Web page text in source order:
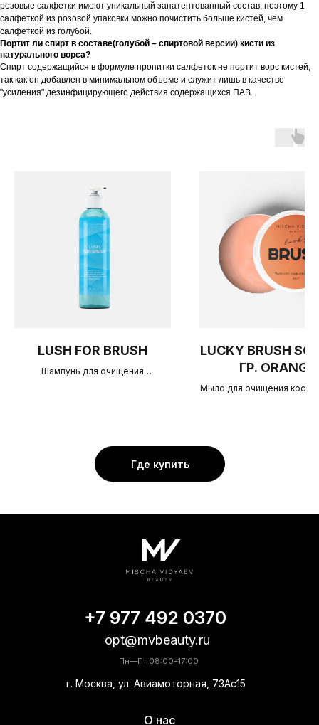
розовые салфетки имеют уникальный запатентованный состав, поэтому 1
салфеткой из розовой упаковки можно почистить больше кистей, чем
салфеткой из голубой.
Портит ли спирт в составе(голубой – спиртовой версии) кисти из
натурального ворса?
Спирт содержащийся в формуле пропитки салфеток не портит ворс кистей,
так как он добавлен в минимальном объеме и служит лишь в качестве
"усиления" дезинфицирующего действия содержащихся ПАВ.
LUSH FOR BRUSH
Шампунь для очищения
LUCKY BRUSH
ГР. ORANGE
Мыло для очищения
Где купить
г. Москва, ул. Авиамоторная, 73Ас15
opt@mvbeauty.ru
+7 977 492 0370
Пн—Пт 08:00–17:00
О нас